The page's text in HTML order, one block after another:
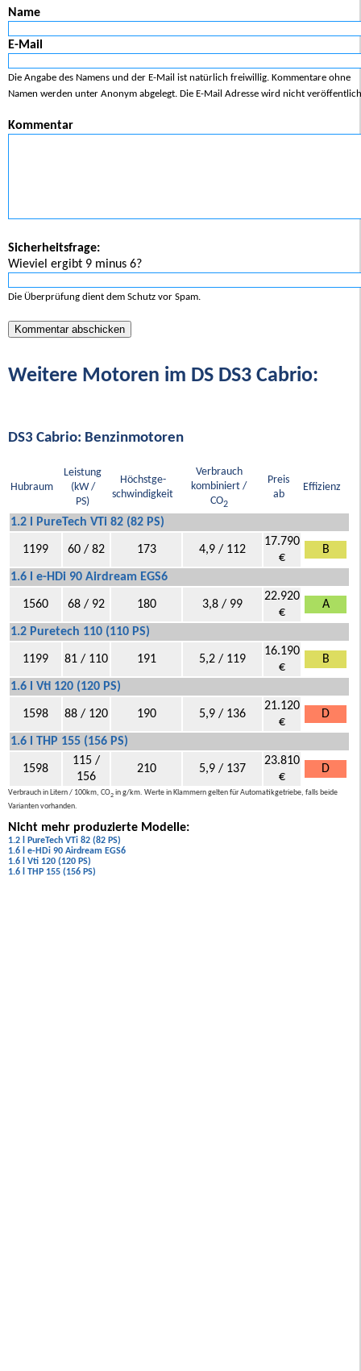
Name
E-Mail
Die Angabe des Namens und der E-Mail ist natürlich freiwillig. Kommentare ohne
Namen werden unter Anonym abgelegt. Die E-Mail Adresse wird nicht
Kommentar
Sicherheitsfrage:
Wieviel ergibt 9 minus 6?
Die Überprüfung dient dem Schutz vor Spam.
Weitere Motoren im DS DS3 Cabrio:
DS3 Cabrio: Benzinmotoren
Hubraum
Leistung
(kW /
PS)
Höchstge-
schwindigkeit
Verbrauch
kombiniert /
CO2
Preis
ab
Effizienz
1.2 l PureTech VTi 82 (82 PS)
1199 60 / 82 173 4,9 / 112
17.790
€
B
1.6 l e-HDi 90 Airdream EGS6
1560 68 / 92 180 3,8 / 99
22.920
€
A
1.2 Puretech 110 (110 PS)
1199 81 / 110 191 5,2 / 119
16.190
€
B
1.6 l Vti 120 (120 PS)
1598 88 / 120 190 5,9 / 136
21.120
€
D
1.6 l THP 155 (156 PS)
1598
115 /
156
210 5,9 / 137
23.810
€
D
Verbrauch in Litern / 100km, CO2 in g/km. Werte in Klammern gelten für Automatikgetriebe, falls beide
Varianten vorhanden.
Nicht mehr produzierte Modelle:
1.2 l PureTech VTi 82 (82 PS)
1.6 l e-HDi 90 Airdream EGS6
1.6 l Vti 120 (120 PS)
1.6 l THP 155 (156 PS)